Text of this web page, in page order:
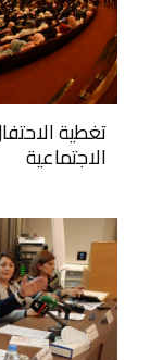
تغطية
الاجتماعية